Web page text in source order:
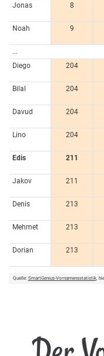
Jonas
8
Noah
9
...
Diego
204
Bilal
204
Davud
204
Lino
204
Edis
211
Jakov
211
Denis
213
Mehmet
213
Dorian
213
Quelle: SmartGenius-Vornamensstatistik,